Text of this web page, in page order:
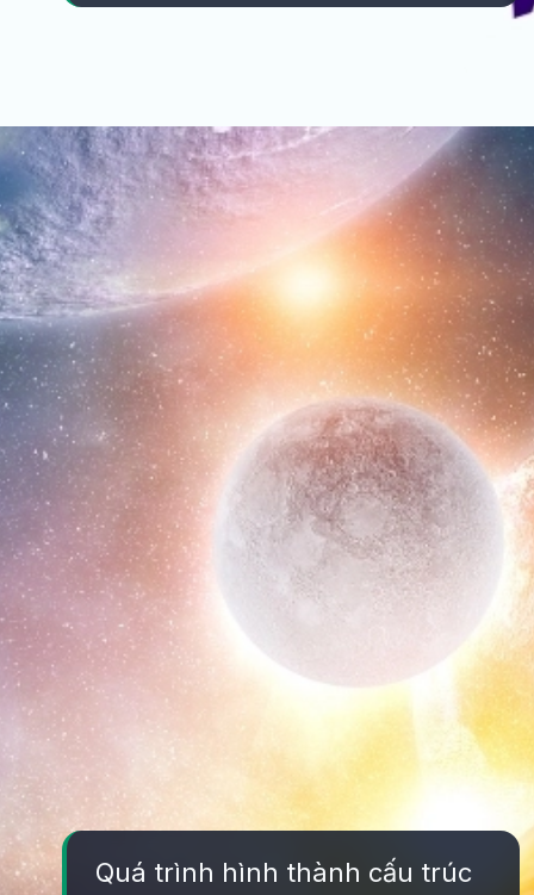
Đang mở
Quá trình hình thành cấu trúc